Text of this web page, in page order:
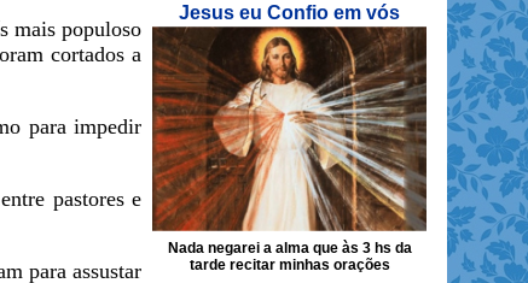
mais populoso
cortados a
para impedir
pastores e
para assustar
Jesus eu Confio em vós
Nada negarei a alma que às 3 hs da
tarde recitar minhas orações